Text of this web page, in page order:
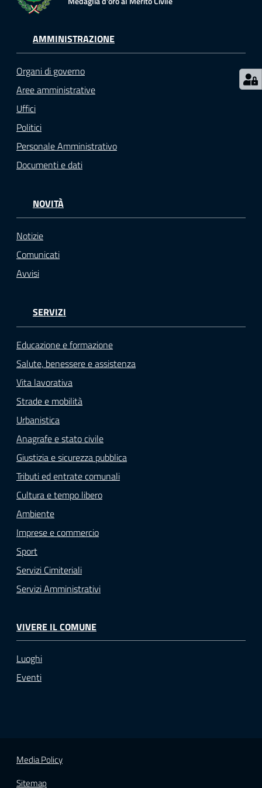
o
e
A
N
R
Tutti
argomenti...
Seguici
su
AMMINISTRAZIONE
Organi di governo
Aree amministrative
Uffici
Politici
Personale Amministrativo
Documenti e dati
NOVITÀ
Notizie
Comunicati
Avvisi
SERVIZI
Educazione e formazione
Salute, benessere e assistenza
Vita lavorativa
Strade e mobilità
Urbanistica
Anagrafe e stato civile
Giustizia e sicurezza pubblica
Tributi ed entrate comunali
Cultura e tempo libero
Ambiente
Imprese e commercio
Sport
Servizi Cimiteriali
Servizi Amministrativi
VIVERE IL COMUNE
Luoghi
Eventi
Media Policy
Sitemap